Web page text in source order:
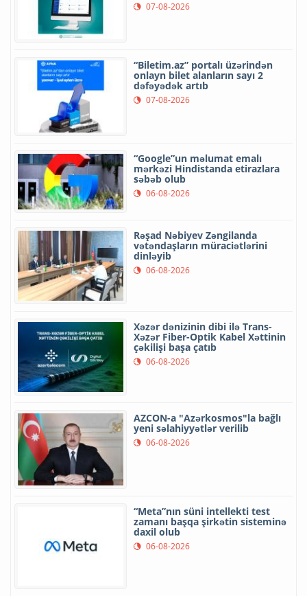
07-08-2026
“Biletim.az” portalı üzərindən
onlayn bilet alanların sayı 2
dəfəyədək artıb
07-08-2026
“Google”un məlumat emalı
mərkəzi Hindistanda etirazlara
səbəb olub
06-08-2026
Rəşad Nəbiyev Zəngilanda
vətəndaşların müraciətlərini
dinləyib
06-08-2026
Xəzər dənizinin dibi ilə Trans-
Xəzər Fiber-Optik Kabel Xəttinin
çəkilişi başa çatıb
06-08-2026
AZCON-a "Azərkosmos"la bağlı
yeni səlahiyyətlər verilib
06-08-2026
“Meta”nın süni intellekti test
zamanı başqa şirkətin sisteminə
daxil olub
06-08-2026